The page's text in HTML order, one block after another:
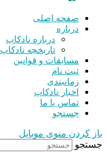
صفحه اصلی
درباره
درباره نادکاپ
تاریخچه نادکاپ
مسابقات و قوانین
ثبت نام
زمانبندی
اخبار نادکاپ
تماس با ما
جستجو
باز کردن منوی موبایل
جستجو